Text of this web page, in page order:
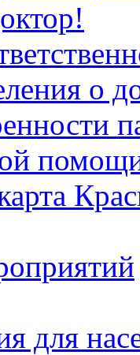
о
для